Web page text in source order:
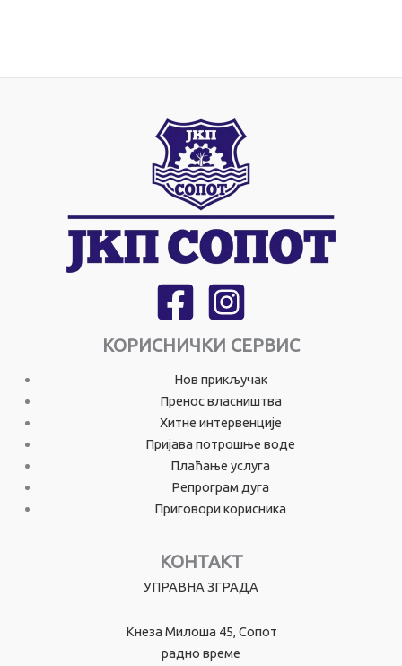
КОРИСНИЧКИ СЕРВИС
Нов прикључак
Пренос власништва
Хитне интервенције
Пријава потрошње воде
Плаћање услуга
Репрограм дуга
Приговори корисника
КОНТАКТ
УПРАВНА ЗГРАДА
Кнеза Милоша 45, Сопот
радно време